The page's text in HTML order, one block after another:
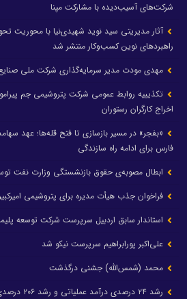
شرکت‌های آسیب‌دیده با مشارکت مپنا
آثار مدیریتی سید نوید شهیدی‌نیا با محوریت
راهبردهای نوین کسب‌وکار منتشر شد
مهدی مودت مدیر سرمایه‌گذاری شرکت ملی
تکذیبیه روابط عمومی شرکت پتروشیمی جم
اخراج کارگران رستوران
«بفجر» در مسیر بازسازی تا فتح قله‌ها؛ عهد
فارس برای ادامه راه سازندگی
ابطال مصوبه‌ی حقوق بازنشستگی وزارت نفت
فراخوان جذب هیأت مدیره برای پتروشیمی امیرکبیر
استاندار سابق اردبیل سرپرست شرکت توسعه
علی‌اکبر پورابراهیم سرپرست نیکو شد
محمد (شمس‌الله) جشنی درگذشت
رشد ۲۴